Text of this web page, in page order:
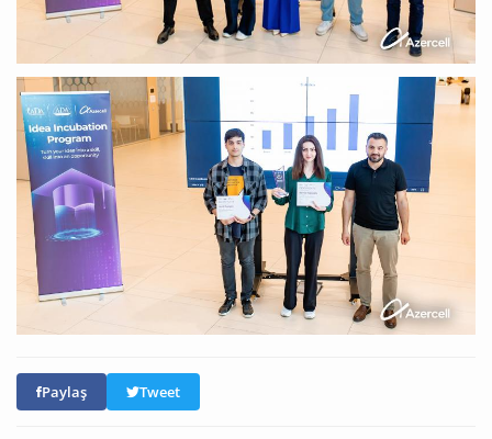
Paylaş Tweet